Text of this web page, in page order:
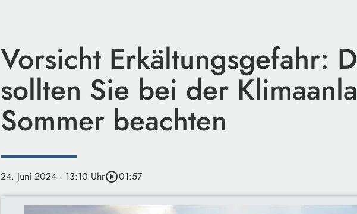
Vorsicht Erkältungsgefahr:
sollten Sie bei der
Sommer beachten
24. Juni 2024 · 13:10 Uhrplay_circle_outline01:57